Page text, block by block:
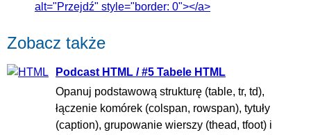
alt="Przejdź" style="border: 0"></a>
Zobacz także
Podcast HTML / #5 Tabele HTML
Opanuj podstawową strukturę (table, tr, td),
łączenie komórek (colspan, rowspan), tytuły
(caption), grupowanie wierszy (thead, tfoot) i